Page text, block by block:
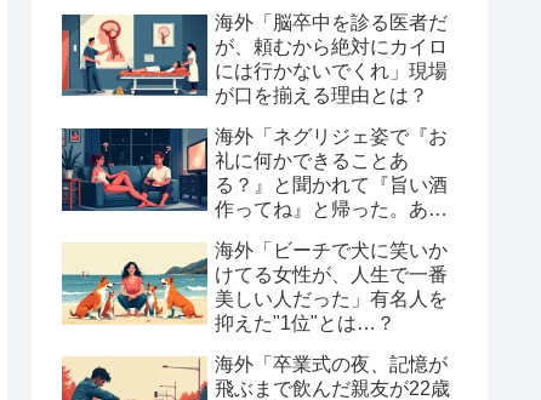
海外「脳卒中を診る医者だ
が、頼むから絶対にカイロ
には行かないでくれ」現場
が口を揃える理由とは？
海外「ネグリジェ姿で『お
礼に何かできることあ
る？』と聞かれて『旨い酒
作ってね』と帰った。あれ
る男たちの後悔談…
海外「ビーチで犬に笑いか
けてる女性が、人生で一番
美しい人だった」有名人を
抑えた"1位"とは…？
海外「卒業式の夜、記憶が
飛ぶまで飲んだ親友が22歳